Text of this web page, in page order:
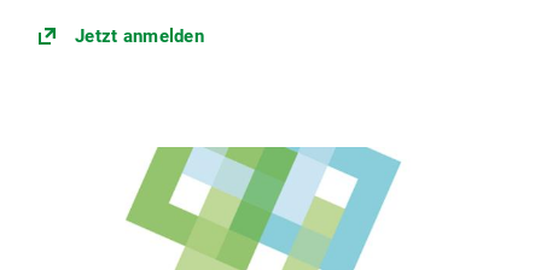
Jetzt anmelden